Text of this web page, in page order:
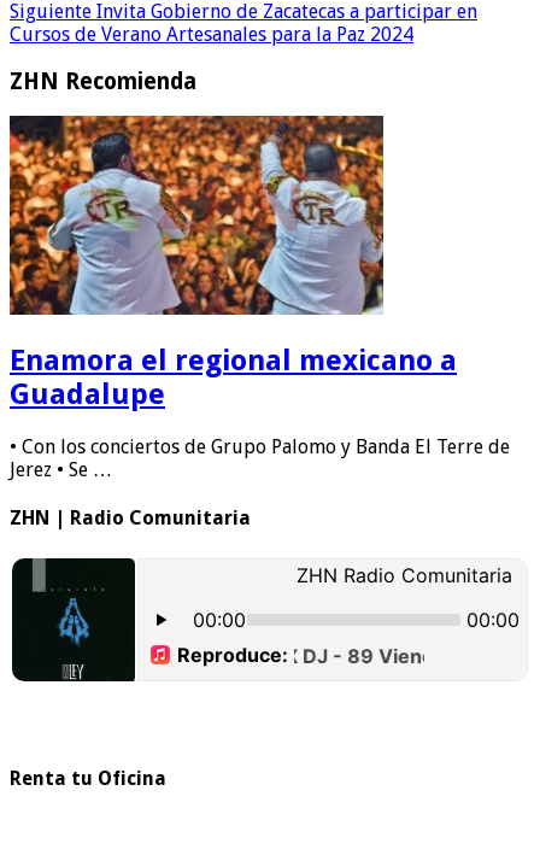
Siguiente Invita Gobierno de Zacatecas a participar en
Cursos de Verano Artesanales para la Paz 2024
ZHN Recomienda
Enamora el regional mexicano a
Guadalupe
• Con los conciertos de Grupo Palomo y Banda El Terre de
Jerez • Se …
ZHN | Radio Comunitaria
Renta tu Oficina